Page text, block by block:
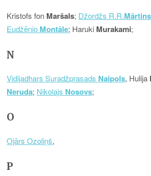
Kristofs fon Maršals; Džordžs R.R.Mārtins
Eudžēnio Montāle; Haruki Murakami;
N
Vidijadhars Suradžprasads Naipols, Hulija
Neruda; Nikolajs Nosovs;
O
Ojārs Ozoliņš,
P